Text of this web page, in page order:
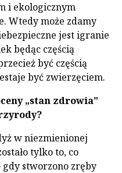
i ekologicznym
Wtedy może zdamy
jest igranie
będąc częścią
być częścią
być zwierzęciem.
„stan zdrowia”
w niezmienionej
tylko to, co
gdy stworzono zręby